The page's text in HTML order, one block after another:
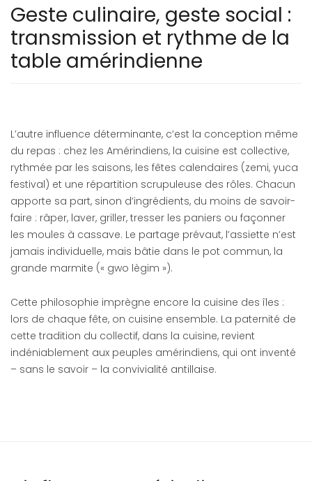
Geste culinaire, geste social :
transmission et rythme de la
table amérindienne
L’autre influence déterminante, c’est la conception même
du repas : chez les Amérindiens, la cuisine est collective,
rythmée par les saisons, les fêtes calendaires (zemi, yuca
festival) et une répartition scrupuleuse des rôles. Chacun
apporte sa part, sinon d’ingrédients, du moins de savoir-
faire : râper, laver, griller, tresser les paniers ou façonner
les moules à cassave. Le partage prévaut, l’assiette n’est
jamais individuelle, mais bâtie dans le pot commun, la
grande marmite (« gwo lègim »).
Cette philosophie imprègne encore la cuisine des îles :
lors de chaque fête, on cuisine ensemble. La paternité de
cette tradition du collectif, dans la cuisine, revient
indéniablement aux peuples amérindiens, qui ont inventé
– sans le savoir – la convivialité antillaise.